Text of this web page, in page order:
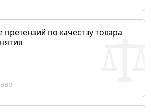
по качеству товара